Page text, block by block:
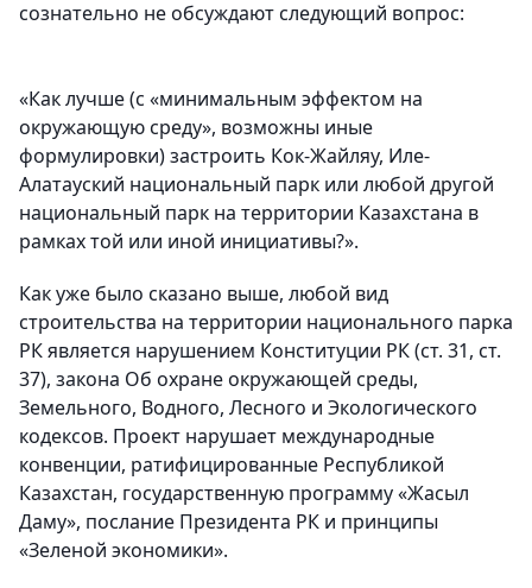
сознательно не обсуждают следующий вопрос:
«Как лучше (с «минимальным эффектом на
окружающую среду», возможны иные
формулировки) застроить Кок-Жайляу, Иле-
Алатауский национальный парк или любой другой
национальный парк на территории Казахстана в
рамках той или иной инициативы?».
Как уже было сказано выше, любой вид
строительства на территории национального парка
РК является нарушением Конституции РК (ст. 31, ст.
37), закона Об охране окружающей среды,
Земельного, Водного, Лесного и Экологического
кодексов. Проект нарушает международные
конвенции, ратифицированные Республикой
Казахстан, государственную программу «Жасыл
Даму», послание Президента РК и принципы
«Зеленой экономики».